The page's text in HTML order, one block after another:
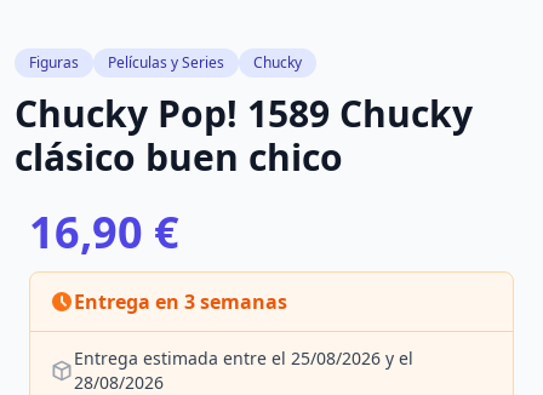
Figuras Películas y Series Chucky
Chucky Pop! 1589 Chucky
clásico buen chico
16,90 €
Entrega en 3 semanas
Entrega estimada entre el 25/08/2026 y el
28/08/2026